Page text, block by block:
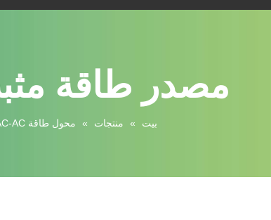
مصدر طاقة
بيت » منتجات » محول طاقة AC-AC